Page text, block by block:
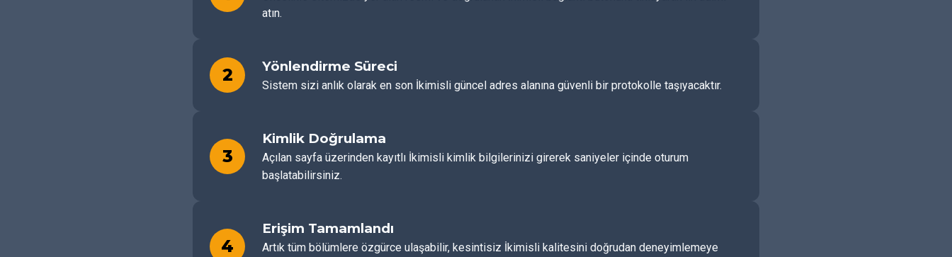
atın.
2 Yönlendirme Süreci
Sistem sizi anlık olarak en son İkimisli güncel adres alanına güvenli bir protokolle taşıyacaktır.
3
Kimlik Doğrulama
Açılan sayfa üzerinden kayıtlı İkimisli kimlik bilgilerinizi girerek saniyeler içinde oturum
başlatabilirsiniz.
4
Erişim Tamamlandı
Artık tüm bölümlere özgürce ulaşabilir, kesintisiz İkimisli kalitesini doğrudan deneyimlemeye